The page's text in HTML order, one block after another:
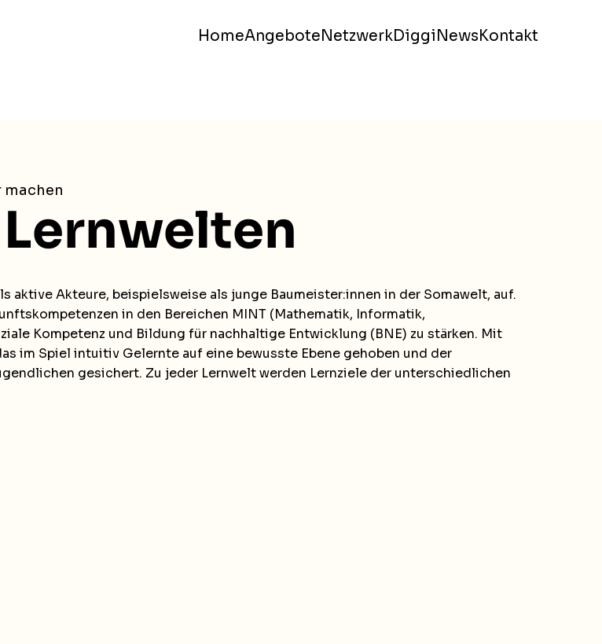
HomeAngeboteNetzwerkDiggiNewsKontakt
machen
aktive Akteure, beispielsweise als junge Baumeister:innen in der Somawelt, auf.
in den Bereichen MINT (Mathematik, Informatik,
Kompetenz und Bildung für nachhaltige Entwicklung (BNE) zu stärken. Mit
im Spiel intuitiv Gelernte auf eine bewusste Ebene gehoben und der
gesichert. Zu jeder Lernwelt werden Lernziele der unterschiedlichen